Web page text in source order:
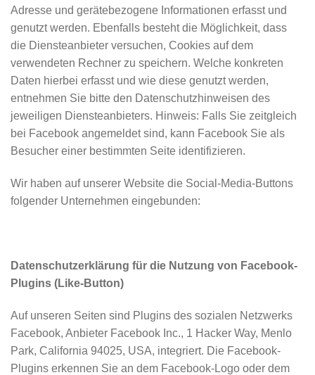
Adresse und gerätebezogene Informationen erfasst und
genutzt werden. Ebenfalls besteht die Möglichkeit, dass
die Diensteanbieter versuchen, Cookies auf dem
verwendeten Rechner zu speichern. Welche konkreten
Daten hierbei erfasst und wie diese genutzt werden,
entnehmen Sie bitte den Datenschutzhinweisen des
jeweiligen Diensteanbieters. Hinweis: Falls Sie zeitgleich
bei Facebook angemeldet sind, kann Facebook Sie als
Besucher einer bestimmten Seite identifizieren.
Wir haben auf unserer Website die Social-Media-Buttons
folgender Unternehmen eingebunden:
Datenschutzerklärung für die Nutzung von Facebook-
Plugins (Like-Button)
Auf unseren Seiten sind Plugins des sozialen Netzwerks
Facebook, Anbieter Facebook Inc., 1 Hacker Way, Menlo
Park, California 94025, USA, integriert. Die Facebook-
Plugins erkennen Sie an dem Facebook-Logo oder dem